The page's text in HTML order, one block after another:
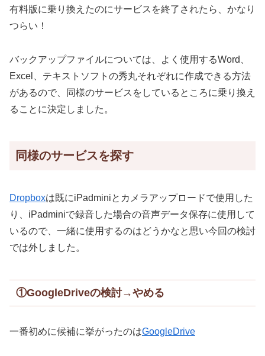
有料版に乗り換えたのにサービスを終了されたら、かなり
つらい！
バックアップファイルについては、よく使用するWord、
Excel、テキストソフトの秀丸それぞれに作成できる方法
があるので、同様のサービスをしているところに乗り換え
ることに決定しました。
同様のサービスを探す
Dropboxは既にiPadminiとカメラアップロードで使用した
り、iPadminiで録音した場合の音声データ保存に使用して
いるので、一緒に使用するのはどうかなと思い今回の検討
では外しました。
①GoogleDriveの検討→やめる
一番初めに候補に挙がったのはGoogleDrive